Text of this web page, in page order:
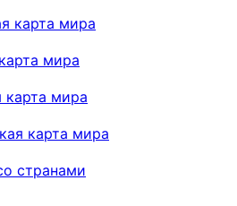
карта мира
мира
карта мира
карта мира
странами